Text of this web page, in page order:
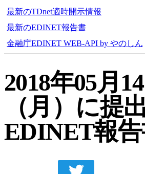
最新のTDnet適時開示情報
最新のEDINET報告書
金融庁EDINET WEB-API by やのしん
2018年05月
（月）に提
EDINET報